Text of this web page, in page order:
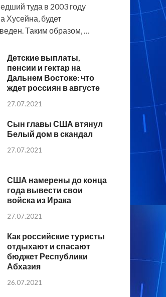
туда в 2003 году
Хусейна, будет
Таким образом, …
Детские выплаты,
пенсии и гектар на
Дальнем Востоке: что
ждет россиян в августе
27.07.2021
Сын главы США втянул
Белый дом в скандал
27.07.2021
США намерены до конца
года вывести свои
войска из Ирака
27.07.2021
Как российские туристы
отдыхают и спасают
бюджет Республики
Абхазия
26.07.2021